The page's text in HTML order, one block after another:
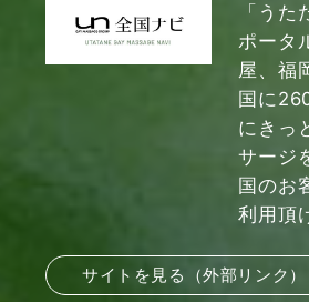
「う
ポータ
屋、福
国に
にきっ
サージ
国のお
利用頂
サイトを見る（外部リンク）